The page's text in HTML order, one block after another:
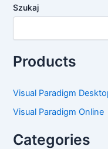
Szukaj
Products
Visual Paradigm
Visual Paradigm Online
Categories